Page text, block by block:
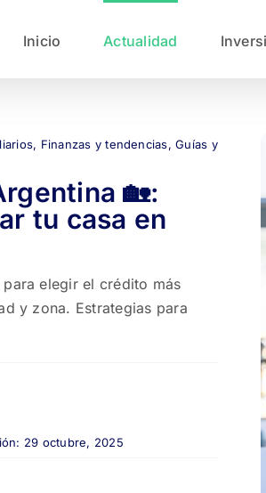
Inicio Actualidad
, Finanzas y tendencias,Guías y
🏡:
tu casa en
elegir el crédito más
y zona. Estrategias para
29 octubre, 2025